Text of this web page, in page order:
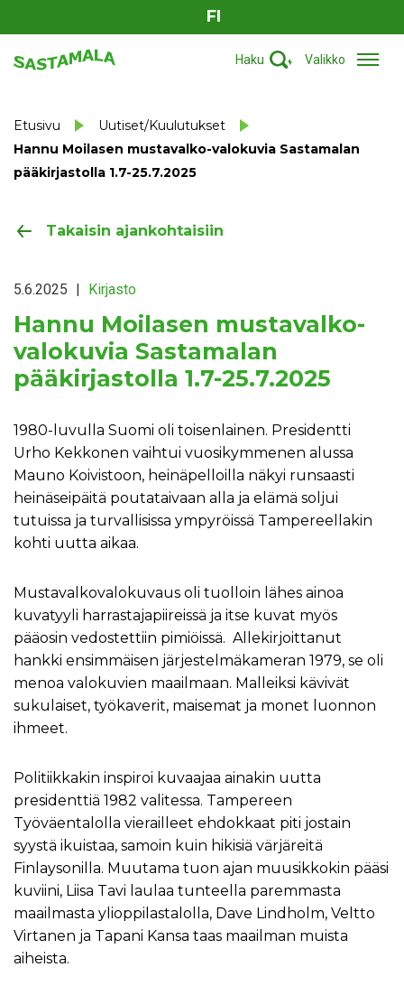
FI
Haku Valikko
Etusivu
Uutiset/Kuulutukset
Hannu Moilasen mustavalko-valokuvia Sastamalan
pääkirjastolla 1.7-25.7.2025
Takaisin ajankohtaisiin
5.6.2025 | Kirjasto
Hannu Moilasen mustavalko-
valokuvia Sastamalan
pääkirjastolla 1.7-25.7.2025
1980-luvulla Suomi oli toisenlainen. Presidentti
Urho Kekkonen vaihtui vuosikymmenen alussa
Mauno Koivistoon, heinäpelloilla näkyi runsaasti
heinäseipäitä poutataivaan alla ja elämä soljui
tutuissa ja turvallisissa ympyröissä Tampereellakin
kohti uutta aikaa.
Mustavalkovalokuvaus oli tuolloin lähes ainoa
kuvatyyli harrastajapiireissä ja itse kuvat myös
pääosin vedostettiin pimiöissä. Allekirjoittanut
hankki ensimmäisen järjestelmäkameran 1979, se oli
menoa valokuvien maailmaan. Malleiksi kävivät
sukulaiset, työkaverit, maisemat ja monet luonnon
ihmeet.
Politiikkakin inspiroi kuvaajaa ainakin uutta
presidenttiä 1982 valitessa. Tampereen
Työväentalolla vierailleet ehdokkaat piti jostain
syystä ikuistaa, samoin kuin hikisiä värjäreitä
Finlaysonilla. Muutama tuon ajan muusikkokin pääsi
kuviini, Liisa Tavi laulaa tunteella paremmasta
maailmasta ylioppilastalolla, Dave Lindholm, Veltto
Virtanen ja Tapani Kansa taas maailman muista
aiheista.